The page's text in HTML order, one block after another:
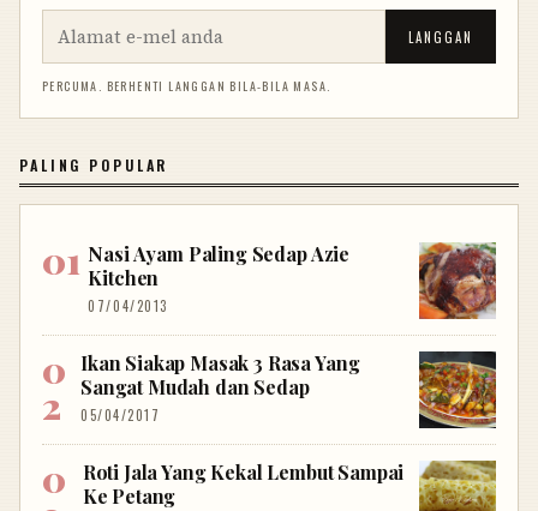
LANGGAN
PERCUMA. BERHENTI LANGGAN BILA-BILA MASA.
PALING POPULAR
Nasi Ayam Paling Sedap Azie
Kitchen
07/04/2013
Ikan Siakap Masak 3 Rasa Yang
Sangat Mudah dan Sedap
05/04/2017
Roti Jala Yang Kekal Lembut Sampai
Ke Petang